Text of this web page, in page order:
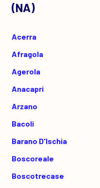
(NA)
Acerra
Afragola
Agerola
Anacapri
Arzano
Bacoli
Barano D'Ischia
Boscoreale
Boscotrecase